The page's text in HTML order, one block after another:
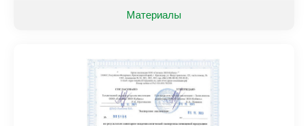
Материалы